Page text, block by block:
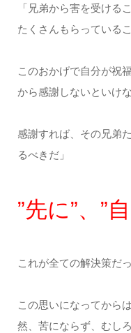
「兄弟から害を受ける
たくさんもらっている
このおかげで自分が祝
から感謝しないといけな
感謝すれば、その兄弟
るべきだ」
”先に”、”自
これが全ての解決策だ
この思いになってから
然、苦にならず、むし